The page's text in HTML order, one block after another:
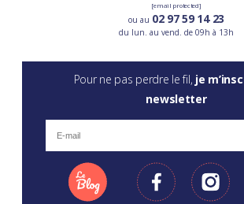
[email protected]
ou au 02 97 59 14 23
du lun. au vend. de 09h à 13h
Pour ne pas perdre le fil, je
newsletter